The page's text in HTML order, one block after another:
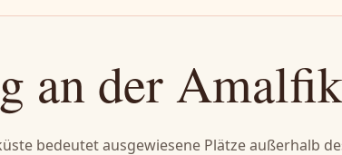
an der
bedeutet ausgewiesene Plätze außerhalb